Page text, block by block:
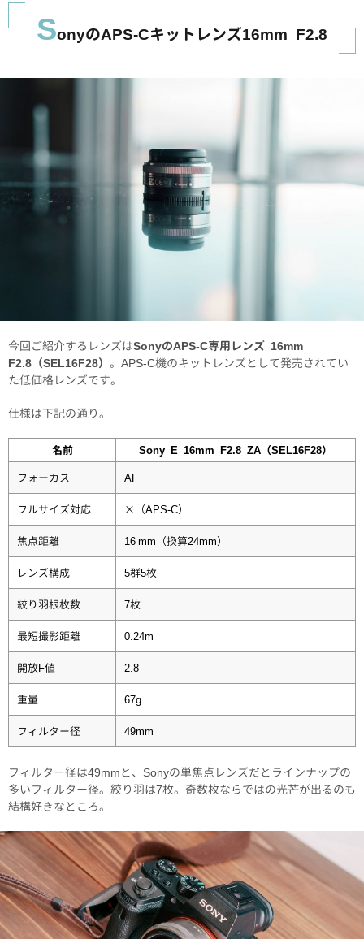
SonyのAPS-Cキットレンズ16mm F2.8
今回ご紹介するレンズはSonyのAPS-C専用レンズ 16mm
F2.8（SEL16F28） 。APS-C機のキットレンズとして発売されてい
た低価格レンズです。
仕様は下記の通り。
名前
Sony E 16mm F2.8 ZA（SEL16F28）
フォーカス
AF
フルサイズ対応 ×（APS-C）
焦点距離 16 mm（換算24mm）
レンズ構成 5群5枚
絞り羽根枚数 7枚
最短撮影距離 0.24m
開放F値 2.8
重量 67g
フィルター径 49mm
フィルター径は49mmと、Sonyの単焦点レンズだとラインナップの
多いフィルター径。絞り羽は7枚。奇数枚ならではの光芒が出るのも
結構好きなところ。